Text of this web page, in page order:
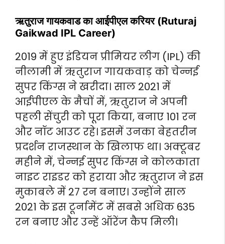
ऋतुराज गायकवाड का आईपीएल करियर (Ruturaj
Gaikwad IPL Career)
2019 में हुए इंडियन प्रीमियर लीग (IPL) की
नीलामी में ऋतुराज गायकवाड़ को चेन्नई
सुपर किंग्स ने खरीदा। साल 2021 में
आईपीएल के मैचों में, ऋतुराज ने अपनी
पहली सेंचुरी को पूरा किया, बनाए 101 रन
और नॉट आउट रहे। इसमें उनका बेहतरीन
प्रदर्शन राजस्थान के खिलाफ था। अक्टूबर
महीने में, चेन्नई सुपर किंग्स ने कोलकाता
नाइट राइडर को हराया और ऋतुराज ने इस
मुकाबले में 27 रन बनाए। उन्होंने साल
2021 के इस टूर्नामेंट में सबसे अधिक 635
रन बनाए और उन्हें ऑरेंज कैप मिली।